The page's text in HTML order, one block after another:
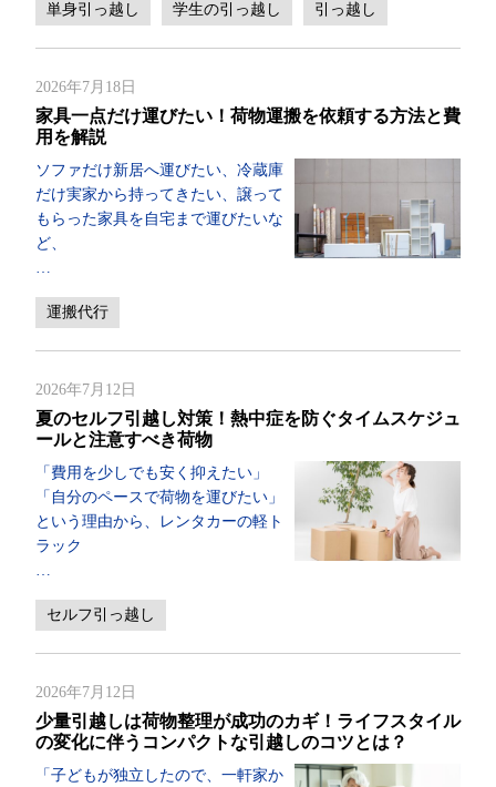
単身引っ越し 学生の引っ越し 引っ越し
2026年7月18日
家具一点だけ運びたい！荷物運搬を依頼する方法と費
用を解説
ソファだけ新居へ運びたい、冷蔵庫
だけ実家から持ってきたい、譲って
もらった家具を自宅まで運びたいな
ど、
…
運搬代行
2026年7月12日
夏のセルフ引越し対策！熱中症を防ぐタイムスケジュ
ールと注意すべき荷物
「費用を少しでも安く抑えたい」
「自分のペースで荷物を運びたい」
という理由から、レンタカーの軽ト
ラック
…
セルフ引っ越し
2026年7月12日
少量引越しは荷物整理が成功のカギ！ライフスタイル
の変化に伴うコンパクトな引越しのコツとは？
「子どもが独立したので、一軒家か